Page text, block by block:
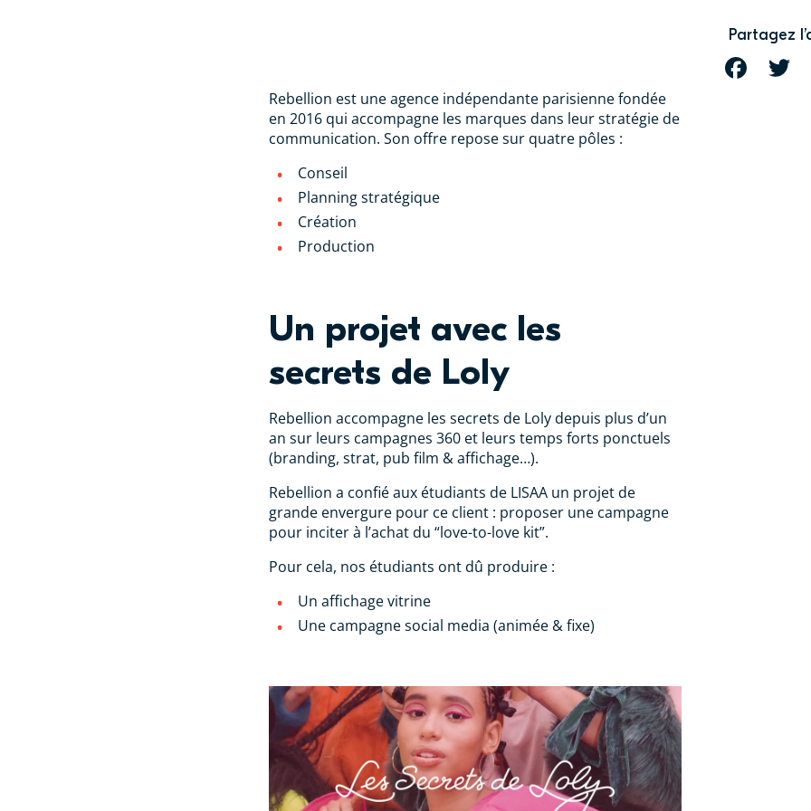
Rebellion est une agence indépendante parisienne fondée
en 2016 qui accompagne les marques dans leur stratégie de
communication. Son offre repose sur quatre pôles :
Conseil
Planning stratégique
Création
Production
Un projet avec les
secrets de Loly
Rebellion accompagne les secrets de Loly depuis plus d’un
an sur leurs campagnes 360 et leurs temps forts ponctuels
(branding, strat, pub film & affichage…).
Rebellion a confié aux étudiants de LISAA un projet de
grande envergure pour ce client : proposer une campagne
pour inciter à l’achat du “love-to-love kit”.
Pour cela, nos étudiants ont dû produire :
Un affichage vitrine
Une campagne social media (animée & fixe)
Partagez
FACEBOOK